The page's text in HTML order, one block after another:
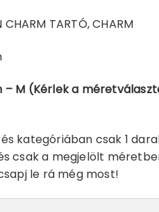
CHARM TARTÓ, CHARM
– M (Kérlek a
kategóriában csak 1
csak a megjelölt
le rá még most!